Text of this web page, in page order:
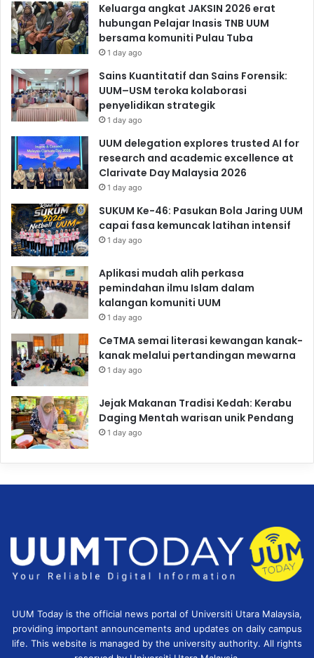
Keluarga angkat JAKSIN 2026 erat
hubungan Pelajar Inasis TNB UUM
bersama komuniti Pulau Tuba
1 day ago
Sains Kuantitatif dan Sains Forensik:
UUM–USM teroka kolaborasi
penyelidikan strategik
1 day ago
UUM delegation explores trusted AI for
research and academic excellence at
Clarivate Day Malaysia 2026
1 day ago
SUKUM Ke-46: Pasukan Bola Jaring UUM
capai fasa kemuncak latihan intensif
1 day ago
Aplikasi mudah alih perkasa
pemindahan ilmu Islam dalam
kalangan komuniti UUM
1 day ago
CeTMA semai literasi kewangan kanak-
kanak melalui pertandingan mewarna
1 day ago
Jejak Makanan Tradisi Kedah: Kerabu
Daging Mentah warisan unik Pendang
1 day ago
UUM Today is the official news portal of Universiti Utara Malaysia,
providing important announcements and updates on daily campus
life. This website is managed by the university authority. All rights